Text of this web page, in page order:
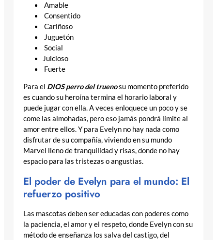
Amable
Consentido
Cariñoso
Juguetón
Social
Juicioso
Fuerte
Para el DIOS perro del truenosu momento preferido
es cuando su heroína termina el horario laboral y
puede jugar con ella. A veces enloquece un poco y se
come las almohadas, pero eso jamás pondrá límite al
amor entre ellos. Y para Evelyn no hay nada como
disfrutar de su compañía, viviendo en su mundo
Marvel lleno de tranquilidad y risas, donde no hay
espacio para las tristezas o angustias.
El poder de Evelyn para el mundo: El
refuerzo positivo
Las mascotas deben ser educadas con poderes como
la paciencia, el amor y el respeto, donde Evelyn con su
método de enseñanza los salva del castigo, del